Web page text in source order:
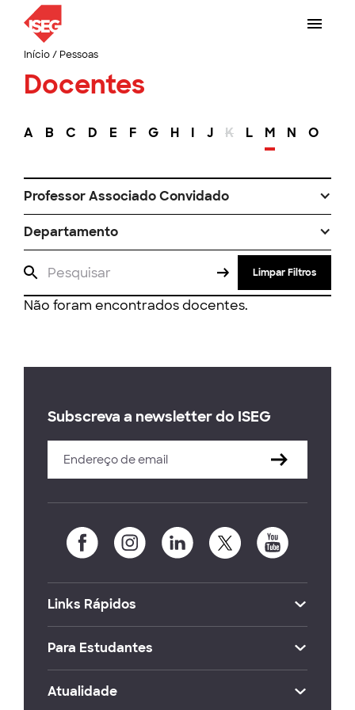
Início/ Pessoas
Docentes
A B C D E F G H I J K L M N O
Professor Associado Convidado
Departamento
Limpar Filtros
Não foram encontrados docentes.
Subscreva a newsletter do ISEG
Links Rápidos
Para Estudantes
Atualidade